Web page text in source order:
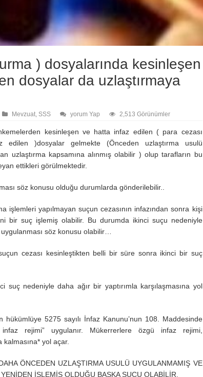
) dosyalarında kesinleşen
dosyalar da uzlaştırmaya
Mevzuat, SSS yorum Yap 2,513 Görünümler
kesinleşen ve hatta infaz edilen ( para cezası
edilen )dosyalar gelmekte (Önceden uzlaştırma usulü
uzlaştırma kapsamına alınmış olabilir ) olup tarafların bu
ettikleri görülmektedir.
söz konusu olduğu durumlarda gönderilebilir..
işlemleri yapılmayan suçun cezasının infazından sonra kişi
bir suç işlemiş olabilir. Bu durumda ikinci suçu nedeniyle
söz konusu olabilir…
cezası kesinleştikten belli bir süre sonra ikinci bir suç
suç nedeniyle daha ağır bir yaptırımla karşılaşmasına yol
5275 sayılı İnfaz Kanunu’nun 108. Maddesinde
rejimi” uygulanır. Mükerrerlere özgü infaz rejimi,
yol açar.
ÖNCEDEN UZLAŞTIRMA USULÜ UYGULANMAMIŞ VE
İŞLEMİŞ OLDUĞU BAŞKA SUÇU OLABİLİR.